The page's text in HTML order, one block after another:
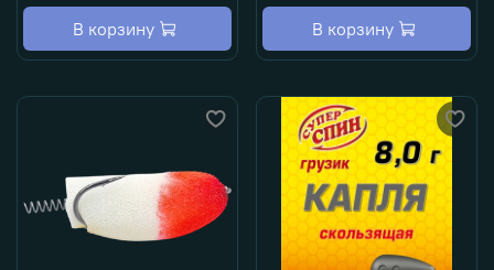
В корзину В корзину